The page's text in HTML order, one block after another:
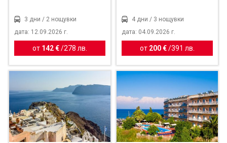
3 дни / 2 нощувки
дата: 12.09.2026 г.
от 142 € /278 лв.
4 дни / 3 нощувки
дата: 04.09.2026 г.
от 200 €/391 лв.